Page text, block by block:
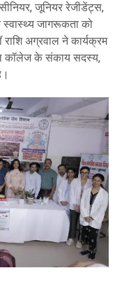
जूनियर रेजीडेंट्स,
स्वास्थ्य जागरूकता को
अग्रवाल ने कार्यक्रम
कॉलेज के संकाय सदस्य,